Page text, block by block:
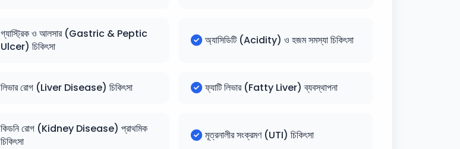
গ্যাস্ট্রিক ও আলসার (Gastric & Peptic
Ulcer) চিকিৎসা
অ্যাসিডিটি (Acidity) ও হজম সমস্যা চিকিৎসা
লিভার রোগ (Liver Disease) চিকিৎসা ফ্যাটি লিভার (Fatty Liver) ব্যবস্থাপনা
কিডনি রোগ (Kidney Disease) প্রাথমিক
চিকিৎসা
মূত্রনালীর সংক্রমণ (UTI) চিকিৎসা